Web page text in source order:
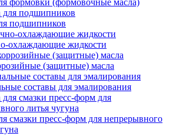
формовки (формовочные масла)
подшипников
охлаждающие жидкости
(защитные) масла
составы для эмалирования
смазки пресс-форм для непрерывного